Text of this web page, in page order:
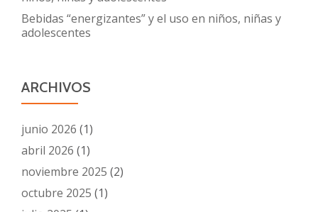
Bebidas “energizantes” y el uso en niños, niñas y
adolescentes
ARCHIVOS
junio 2026 (1)
abril 2026 (1)
noviembre 2025 (2)
octubre 2025 (1)